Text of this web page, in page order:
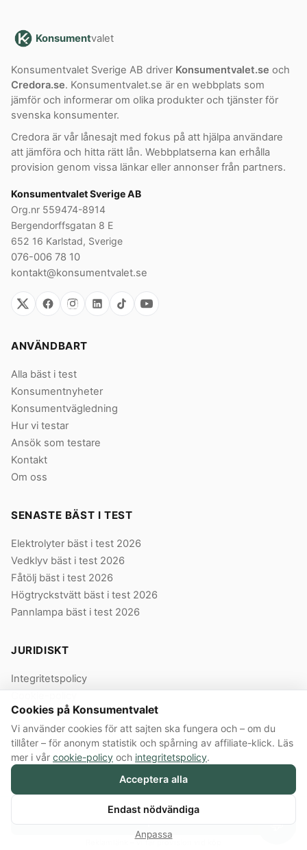
Reklamlänk – vi får provision vid köp
Konsumentvalet
Konsumentvalet Sverige AB driver Konsumentvalet.se och
Credora.se. Konsumentvalet.se är en webbplats som
jämför och informerar om olika produkter och tjänster för
svenska konsumenter.
Credora är vår lånesajt med fokus på att hjälpa användare
att jämföra och hitta rätt lån. Webbplatserna kan erhålla
provision genom vissa länkar eller annonser från partners.
Konsumentvalet Sverige AB
Org.nr 559474-8914
Bergendorffsgatan 8 E
652 16 Karlstad, Sverige
076-006 78 10
kontakt@konsumentvalet.se
ANVÄNDBART
Alla bäst i test
Konsumentnyheter
Konsumentvägledning
Hur vi testar
Ansök som testare
Kontakt
Om oss
SENASTE BÄST I TEST
Elektrolyter bäst i test 2026
Vedklyv bäst i test 2026
Fåtölj bäst i test 2026
Högtryckstvätt bäst i test 2026
Pannlampa bäst i test 2026
JURIDISKT
Integritetspolicy
Användarvillkor
Våra villkor
© 2026 Konsumentvalet Sverige AB · Org.nr 559474-8914 · Bergendorffsgatan
8 E, 652 16 Karlstad
Konsumentvalet Sverige AB innehåller annonslänkar till butiker.
Köper du via en sådan länk får Konsumentvalet provision från butiken.
Så testar vi →
💬
Cookies på Konsumentvalet
Vi använder cookies för att sajten ska fungera och – om du
tillåter – för anonym statistik och spårning av affiliate-klick. Läs
mer i vår cookie-policy och integritetspolicy.
Acceptera alla
Endast nödvändiga
Anpassa